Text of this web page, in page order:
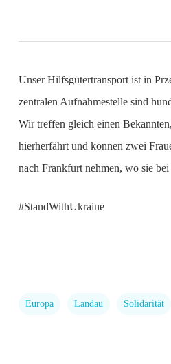
Unser Hilfsgütertransport ist in
zentralen Aufnahmestelle sind
Wir treffen gleich einen
hierherfährt und können zwei
nach Frankfurt nehmen, wo sie
#StandWithUkraine
Europa Landau Solidarität